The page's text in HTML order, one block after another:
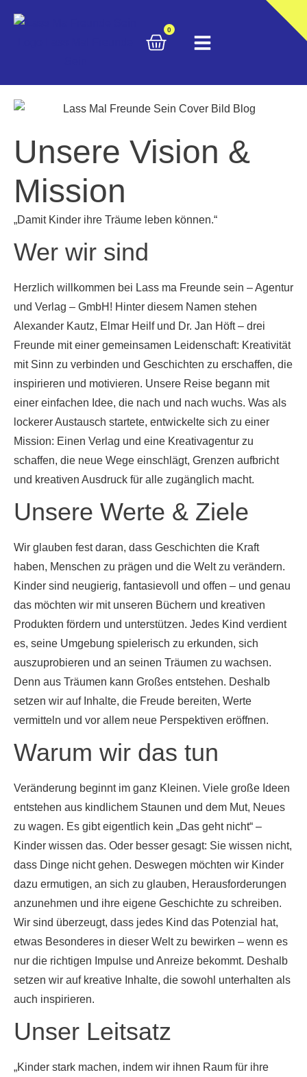
0
Unsere Vision &
Mission
„Damit Kinder ihre Träume leben können.“
Wer wir sind
Herzlich willkommen bei Lass ma Freunde sein – Agentur
und Verlag – GmbH! Hinter diesem Namen stehen
Alexander Kautz, Elmar Heilf und Dr. Jan Höft – drei
Freunde mit einer gemeinsamen Leidenschaft: Kreativität
mit Sinn zu verbinden und Geschichten zu erschaffen, die
inspirieren und motivieren. Unsere Reise begann mit
einer einfachen Idee, die nach und nach wuchs. Was als
lockerer Austausch startete, entwickelte sich zu einer
Mission: Einen Verlag und eine Kreativagentur zu
schaffen, die neue Wege einschlägt, Grenzen aufbricht
und kreativen Ausdruck für alle zugänglich macht.
Unsere Werte & Ziele
Wir glauben fest daran, dass Geschichten die Kraft
haben, Menschen zu prägen und die Welt zu verändern.
Kinder sind neugierig, fantasievoll und offen – und genau
das möchten wir mit unseren Büchern und kreativen
Produkten fördern und unterstützen. Jedes Kind verdient
es, seine Umgebung spielerisch zu erkunden, sich
auszuprobieren und an seinen Träumen zu wachsen.
Denn aus Träumen kann Großes entstehen. Deshalb
setzen wir auf Inhalte, die Freude bereiten, Werte
vermitteln und vor allem neue Perspektiven eröffnen.
Warum wir das tun
Veränderung beginnt im ganz Kleinen. Viele große Ideen
entstehen aus kindlichem Staunen und dem Mut, Neues
zu wagen. Es gibt eigentlich kein „Das geht nicht“ –
Kinder wissen das. Oder besser gesagt: Sie wissen nicht,
dass Dinge nicht gehen. Deswegen möchten wir Kinder
dazu ermutigen, an sich zu glauben, Herausforderungen
anzunehmen und ihre eigene Geschichte zu schreiben.
Wir sind überzeugt, dass jedes Kind das Potenzial hat,
etwas Besonderes in dieser Welt zu bewirken – wenn es
nur die richtigen Impulse und Anreize bekommt. Deshalb
setzen wir auf kreative Inhalte, die sowohl unterhalten als
auch inspirieren.
Unser Leitsatz
„Kinder stark machen, indem wir ihnen Raum für ihre